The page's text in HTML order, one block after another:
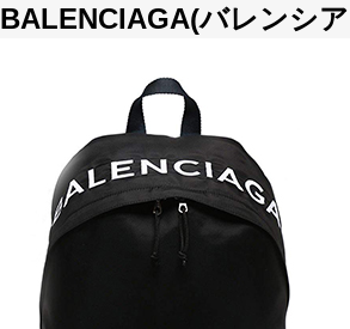
BALENCIAGA(バレンシ